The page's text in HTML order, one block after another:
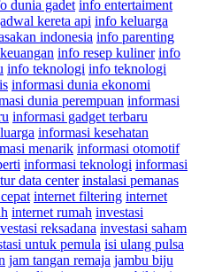
dunia gadet info entertaiment
kereta api info keluarga
indonesia info parenting
info resep kuliner info
info teknologi info teknologi
informasi dunia ekonomi
dunia perempuan informasi
informasi gadget terbaru
informasi kesehatan
menarik informasi otomotif
informasi teknologi informasi
data center instalasi pemanas
internet filtering internet
internet rumah investasi
reksadana investasi saham
untuk pemula isi ulang pulsa
jam tangan remaja jambu biju